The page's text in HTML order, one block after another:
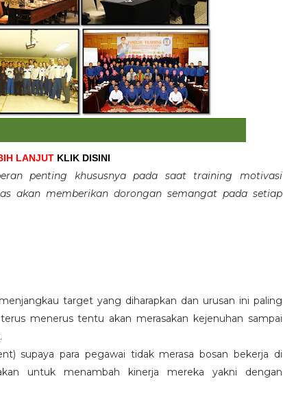
LANJUT KLIK DISINI
penting khususnya pada saat training motivasi
akan memberikan dorongan semangat pada setiap
target yang diharapkan dan urusan ini paling
menerus tentu akan merasakan kejenuhan sampai
supaya para pegawai tidak merasa bosan bekerja di
untuk menambah kinerja mereka yakni dengan